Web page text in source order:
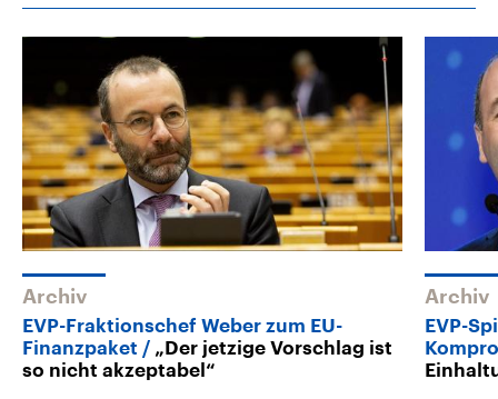
Archiv
EVP-Fraktionschef Weber zum EU-
Finanzpaket
„Der jetzige Vorschlag ist
so nicht akzeptabel“
Archiv
EVP-